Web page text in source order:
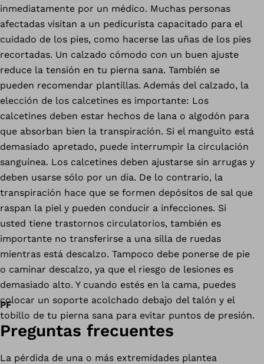
inmediatamente por un médico. Muchas personas
afectadas visitan a un pedicurista capacitado para el
cuidado de los pies, como hacerse las uñas de los pies
recortadas. Un calzado cómodo con un buen ajuste
reduce la tensión en tu pierna sana. También se
pueden recomendar plantillas. Además del calzado, la
elección de los calcetines es importante: Los
calcetines deben estar hechos de lana o algodón para
que absorban bien la transpiración. Si el manguito está
demasiado apretado, puede interrumpir la circulación
sanguínea. Los calcetines deben ajustarse sin arrugas y
deben usarse sólo por un día. De lo contrario, la
transpiración hace que se formen depósitos de sal que
raspan la piel y pueden conducir a infecciones. Si
usted tiene trastornos circulatorios, también es
importante no transferirse a una silla de ruedas
mientras está descalzo. Tampoco debe ponerse de pie
o caminar descalzo, ya que el riesgo de lesiones es
demasiado alto. Y cuando estés en la cama, puedes
colocar un soporte acolchado debajo del talón y el
tobillo de tu pierna sana para evitar puntos de presión.
PF
Preguntas frecuentes
La pérdida de una o más extremidades plantea